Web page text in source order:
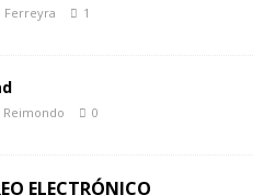
Ferreyra 1
Reimondo 0
ELECTRÓNICO